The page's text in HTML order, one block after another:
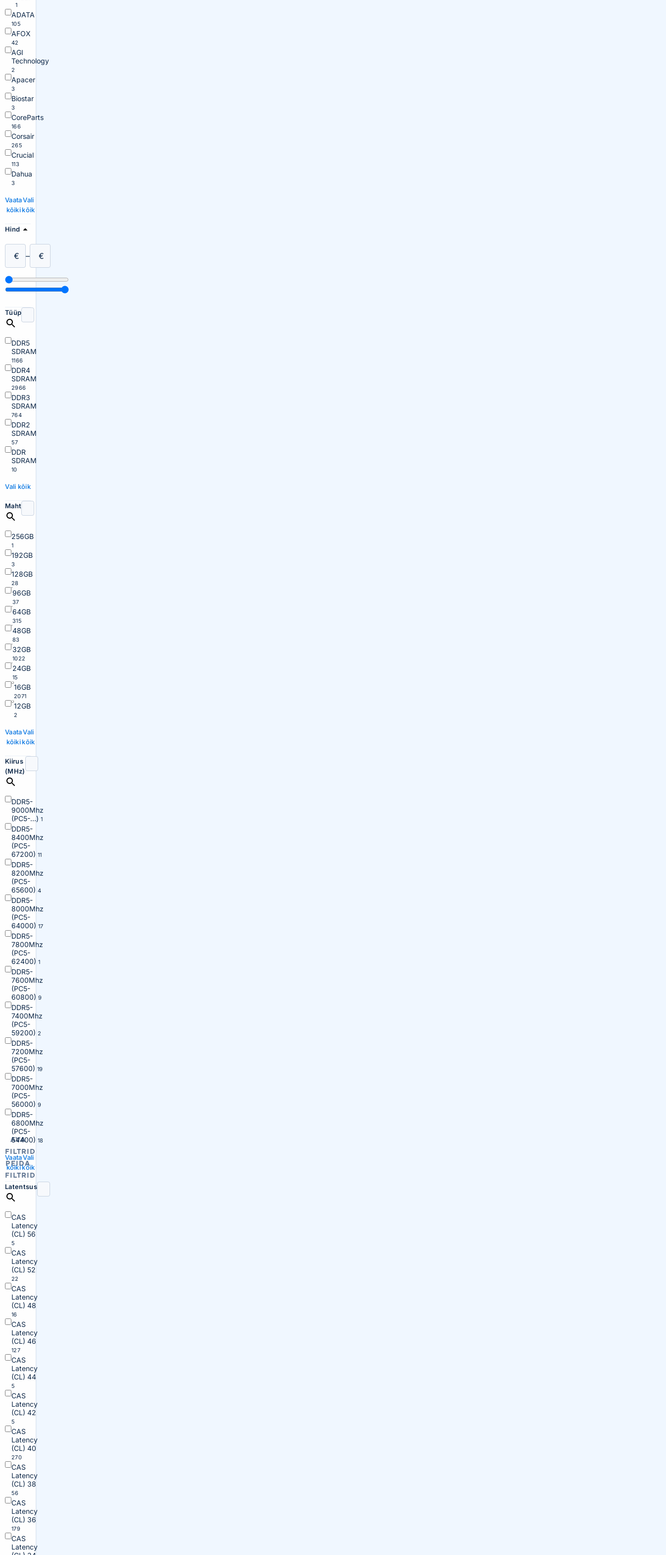
AVA
FILTRID
PEIDA
FILTRID
1
ADATA
105
AFOX
42
AGI
Technology
2
Apacer
3
Biostar
3
CoreParts
166
Corsair
265
Crucial
113
Dahua
3
Vaata
kõiki
Vali
kõik
Hind
€ – €
Tüüp
DDR5
SDRAM
1166
DDR4
SDRAM
2966
DDR3
SDRAM
764
DDR2
SDRAM
57
DDR
SDRAM
10
Vali kõik
Maht
256GB
1
192GB
3
128GB
28
96GB
37
64GB
315
48GB
83
32GB
1022
24GB
15
16GB
2071
12GB
2
Vaata
kõiki
Vali
kõik
Kiirus
(MHz)
DDR5-
9000Mhz
(PC5-...) 1
DDR5-
8400Mhz
(PC5-
67200) 11
DDR5-
8200Mhz
(PC5-
65600) 4
DDR5-
8000Mhz
(PC5-
64000) 17
DDR5-
7800Mhz
(PC5-
62400) 1
DDR5-
7600Mhz
(PC5-
60800) 9
DDR5-
7400Mhz
(PC5-
59200) 2
DDR5-
7200Mhz
(PC5-
57600) 19
DDR5-
7000Mhz
(PC5-
56000) 9
DDR5-
6800Mhz
(PC5-
54400) 18
Vaata
kõiki
Vali
kõik
Latentsus
CAS
Latency
(CL) 56
5
CAS
Latency
(CL) 52
22
CAS
Latency
(CL) 48
16
CAS
Latency
(CL) 46
127
CAS
Latency
(CL) 44
5
CAS
Latency
(CL) 42
5
CAS
Latency
(CL) 40
270
CAS
Latency
(CL) 38
56
CAS
Latency
(CL) 36
179
CAS
Latency